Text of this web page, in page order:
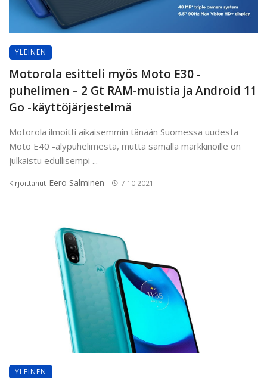
YLEINEN
Motorola esitteli myös Moto E30 -
puhelimen – 2 Gt RAM-muistia ja Android 11
Go -käyttöjärjestelmä
Motorola ilmoitti aikaisemmin tänään Suomessa uudesta
Moto E40 -älypuhelimesta, mutta samalla markkinoille on
julkaistu edullisempi ...
Kirjoittanut Eero Salminen 7.10.2021
YLEINEN